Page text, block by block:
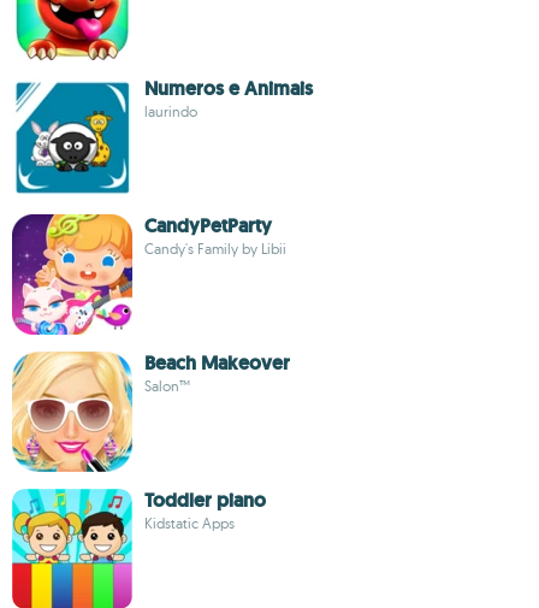
Numeros e Animais
laurindo
CandyPetParty
Candy's Family by Libii
Beach Makeover
Salon™
Toddler piano
Kidstatic Apps